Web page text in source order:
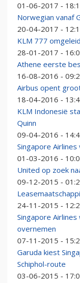
01-06-2017 -
Norwegian vanaf
20-04-2017 -
KLM 777
28-01-2017 -
Athene eerste
16-08-2016 -
Airbus opent
18-04-2016 -
KLM Indonesië
Quinn
09-04-2016 -
Singapore
01-03-2016 -
United op zoek
09-12-2015 -
24-11-2015 -
Singapore
overnemen
07-11-2015 -
Garuda kiest
Schiphol-route
03-06-2015 -